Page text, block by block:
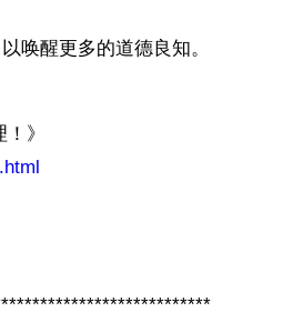
唤醒更多的道德良知。
》